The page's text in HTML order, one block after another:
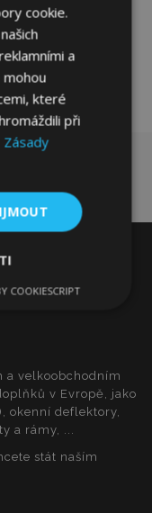
k
oblíbeným
a velkoobchodním
v Evropě, jako
okenní deflektory,
a rámy, ...
stát naším
cookie.
a
které
při
Zásady
Soubory
COOKIESCRIPT